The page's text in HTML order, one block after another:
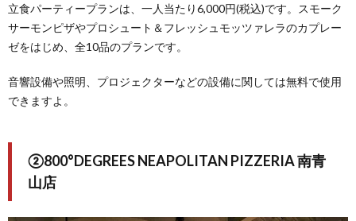
立食パーティープランは、一人当たり6,000円(税込)です。スモーク
サーモンピザやプロシュート＆フレッシュモッツァレラのカプレー
ゼをはじめ、全10品のプランです。
音響設備や照明、プロジェクターなどの設備に関しては無料で使用
できますよ。
②800°DEGREES NEAPOLITAN PIZZERIA 南青
山店